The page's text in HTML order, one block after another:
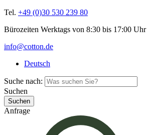
Tel. +49 (0)30 530 239 80
Bürozeiten Werktags von 8:30 bis 17:00 Uhr
info@cotton.de
Deutsch
Suche nach:
Suchen
Anfrage